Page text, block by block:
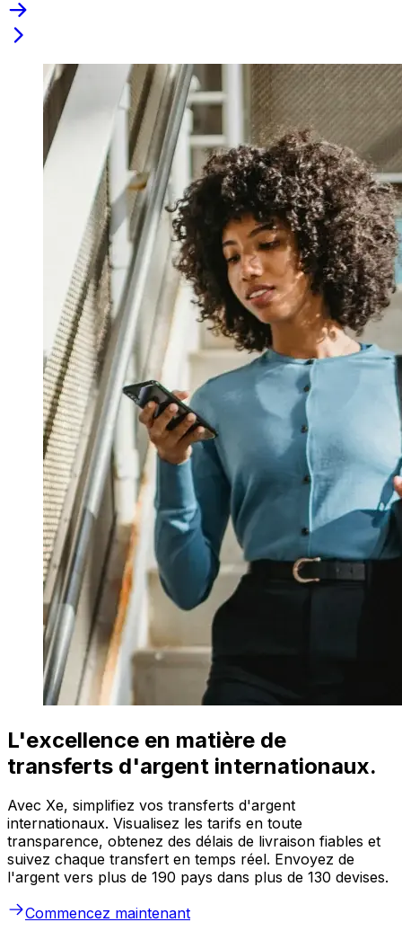
L'excellence en matière de
transferts d'argent internationaux.
Avec Xe, simplifiez vos transferts d'argent
internationaux. Visualisez les tarifs en toute
transparence, obtenez des délais de livraison fiables et
suivez chaque transfert en temps réel. Envoyez de
l'argent vers plus de 190 pays dans plus de 130 devises.
Commencez maintenant